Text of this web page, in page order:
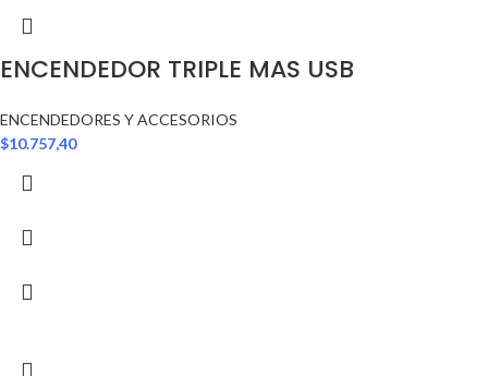
ENCENDEDOR TRIPLE MAS USB
ENCENDEDORES Y ACCESORIOS
$10.757,40